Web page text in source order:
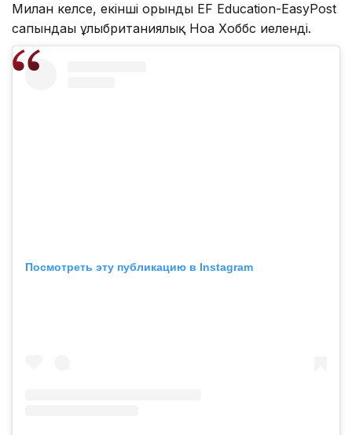
Милан келсе, екінші орынды EF Education-EasyPost
сапындағы ұлыбританиялық Ноа Хоббс иеленді.
Посмотреть эту публикацию в Instagram